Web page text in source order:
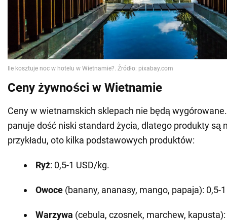
Ceny żywności w Wietnamie
Ceny w wietnamskich sklepach nie będą
panuje dość niski standard życia, dlatego produkty są
przykładu, oto kilka podstawowych produktów:
Ryż: 0,5-1 USD/kg.
Owoce (banany, ananasy, mango, papaja): 0,5-
Warzywa (cebula, czosnek, marchew,